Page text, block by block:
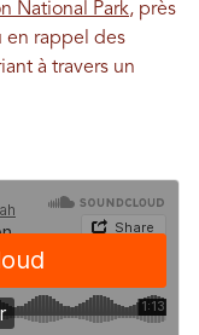
National Park, près
en rappel des
à travers un